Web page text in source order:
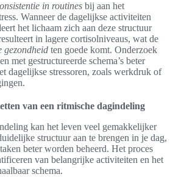
in routines bij aan het
Wanneer de dagelijkse activiteiten
het lichaam zich aan deze structuur
in lagere cortisolniveaus, wat de
gezondheid ten goede komt. Onderzoek
met gestructureerde schema’s beter
dagelijkse stressoren, zoals werkdruk of
van een ritmische dagindeling
kan het leven veel gemakkelijker
structuur aan te brengen in je dag,
beter worden beheerd. Het proces
van belangrijke activiteiten en het
schema.